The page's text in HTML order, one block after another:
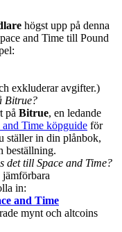
USDT prize pool!
högst upp på denna
and Time till Pound
exkluderar avgifter.)
Bitrue?
på Bitrue, en ledande
and Time köpguide för
ställer in din plånbok,
beställning.
det till Space and Time?
in:
and Time
mynt och altcoins